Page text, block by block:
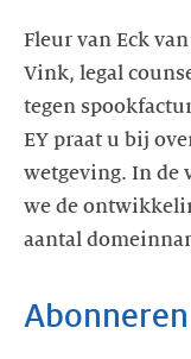
Fleur van Eck
Vink, legal
tegen
EY praat u bij
wetgeving. In de
we de
aantal
Abonneren